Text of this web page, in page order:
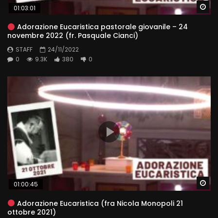
01:03:01
Adorazione Eucaristica pastorale giovanile – 24
novembre 2022 (fr. Pasquale Cianci)
STAFF
24/11/2022
0
9.3K 380 0
01:00:45
Adorazione Eucaristica (fra Nicola Monopoli 21
ottobre 2021)